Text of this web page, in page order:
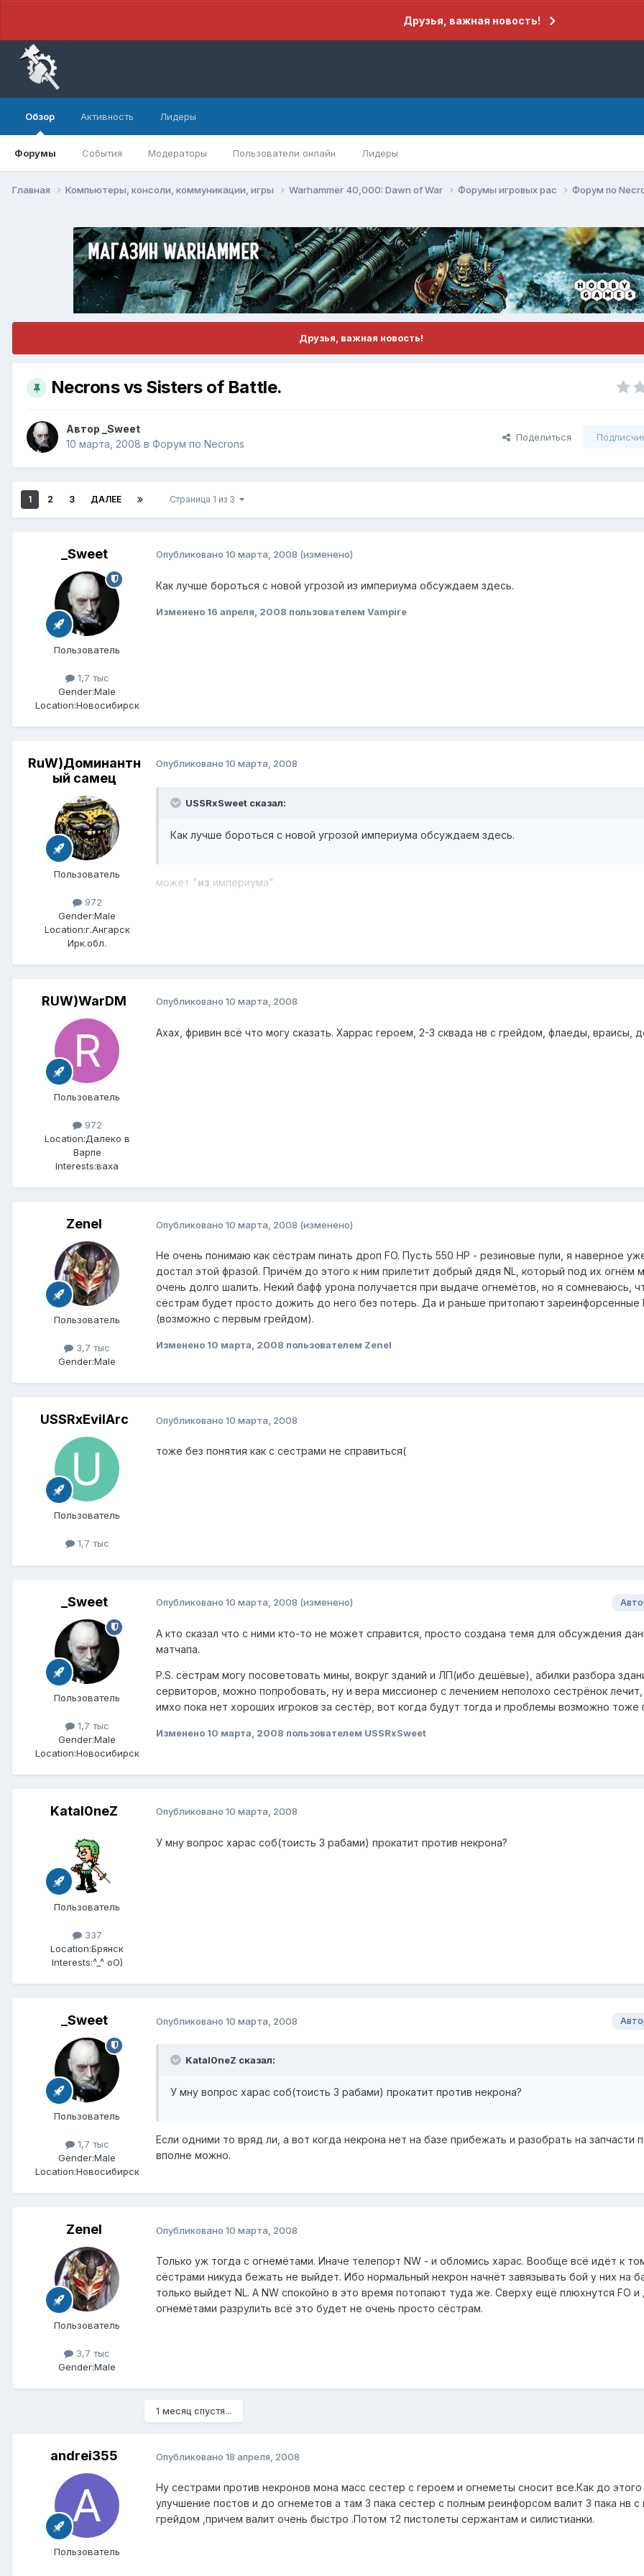
Друзья, важная новость!
Обзор
Форумы События Модераторы Пользователи онлайн Лидеры
Активность Лидеры
Главная Компьютеры, консоли, коммуникации, игры Warhammer 40,000: Dawn of War Форумы игровых рас Форум по
Друзья, важная новость!
Necrons vs Sisters of Battle.
Автор
_Sweet
10 марта, 2008 в Форум по Necrons
Поделиться
1 2 3 ДАЛЕЕ Страница 1 из 3
_Sweet
Пользователь
1,7 тыс
Gender:Male
Location:Новосибирск
Опубликовано 10 марта, 2008 (изменено)
Как лучше бороться с новой угрозой из империума обсуждаем здесь.
Изменено 16 апреля, 2008 пользователем Vampire
RuW)Доминантн
ый самец
Пользователь
972
Gender:Male
Location:г.Ангарск
Ирк.обл.
Опубликовано 10 марта, 2008
USSRxSweet сказал:
Как лучше бороться с новой угрозой империума обсуждаем здесь.
может "из империума"
RUW)WarDM
Пользователь
972
Location:Далеко в
Варпе
Interests:ваха
Опубликовано 10 марта, 2008
Ахах, фривин всё что могу сказать. Харрас героем, 2-3 сквада нв с грейдом, флаеды, враисы,
Zenel
Пользователь
3,7 тыс
Gender:Male
Опубликовано 10 марта, 2008 (изменено)
Не очень понимаю как сёстрам пинать дроп FO. Пусть 550 HP - резиновые пули, я наверное
достал этой фразой. Причём до этого к ним прилетит добрый дядя NL, который под их огнём
очень долго шалить. Некий бафф урона получается при выдаче огнемётов, но я сомневаюсь,
сёстрам будет просто дожить до него без потерь. Да и раньше притопают зареинфорсенные
(возможно с первым грейдом).
Изменено 10 марта, 2008 пользователем Zenel
USSRxEvilArc
Пользователь
1,7 тыс
Опубликовано 10 марта, 2008
тоже без понятия как с сестрами не справиться(
_Sweet
Пользователь
1,7 тыс
Gender:Male
Location:Новосибирск
Опубликовано 10 марта, 2008 (изменено)
А кто сказал что с ними кто-то не может справится, просто создана темя для обсуждения
матчапа.
P.S. сёстрам могу посоветовать мины, вокруг зданий и ЛП(ибо дешёвые), абилки разбора
сервиторов, можно попробовать, ну и вера миссионер с лечением неполохо сестрёнок
имхо пока нет хороших игроков за сестёр, вот когда будут тогда и проблемы возможно тоже
Изменено 10 марта, 2008 пользователем USSRxSweet
Katal0neZ
Пользователь
337
Location:Брянск
Interests:^_^ oO)
Опубликовано 10 марта, 2008
У мну вопрос харас соб(тоисть 3 рабами) прокатит против некрона?
_Sweet
Пользователь
1,7 тыс
Gender:Male
Location:Новосибирск
Опубликовано 10 марта, 2008
Katal0neZ сказал:
У мну вопрос харас соб(тоисть 3 рабами) прокатит против некрона?
Если одними то вряд ли, а вот когда некрона нет на базе прибежать и разобрать на запчасти
вполне можно.
Zenel
Пользователь
3,7 тыс
Gender:Male
Опубликовано 10 марта, 2008
Только уж тогда с огнемётами. Иначе телепорт NW - и обломись харас. Вообще всё идёт к
сёстрами никуда бежать не выйдет. Ибо нормальный некрон начнёт завязывать бой у них на
только выйдет NL. А NW спокойно в это время потопают туда же. Сверху ещё плюхнутся FO
огнемётами разрулить всё это будет не очень просто сёстрам.
1 месяц спустя...
andrei355
Пользователь
Опубликовано 18 апреля, 2008
Ну сестрами против некронов мона масс сестер с героем и огнеметы сносит все.Как до
улучшение постов и до огнеметов а там 3 пака сестер с полным реинфорсом валит 3 пака нв
грейдом ,причем валит очень быстро .Потом т2 пистолеты сержантам и силистианки.